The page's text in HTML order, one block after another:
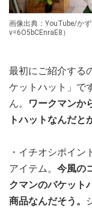
画像出典：YouTube/か
v=6O5bCEnraE8）
最初にご紹介する
ケットハット」で
ん。
ワークマンか
トハットなんだと
・イチオシポイ
アイテム。 今風の
クマンのバケット
商品なんだそう。